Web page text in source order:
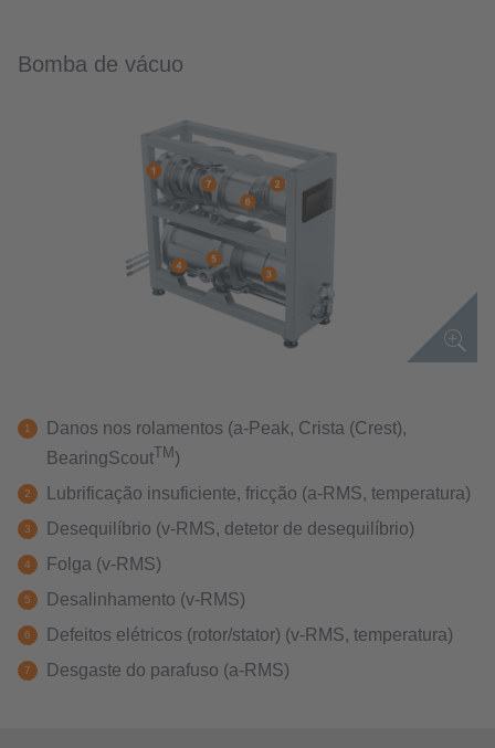
Bomba de vácuo
Danos nos rolamentos (a-Peak, Crista (Crest),
BearingScoutTM)
Lubrificação insuficiente, fricção (a-RMS, temperatura)
Desequilíbrio (v-RMS, detetor de desequilíbrio)
Folga (v-RMS)
Desalinhamento (v-RMS)
Defeitos elétricos (rotor/stator) (v-RMS, temperatura)
Desgaste do parafuso (a-RMS)